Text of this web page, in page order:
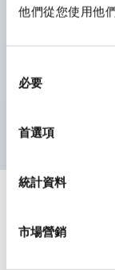
他們從您使用他
必要
首選項
統計資料
市場營銷
顏色。
符合 ISO